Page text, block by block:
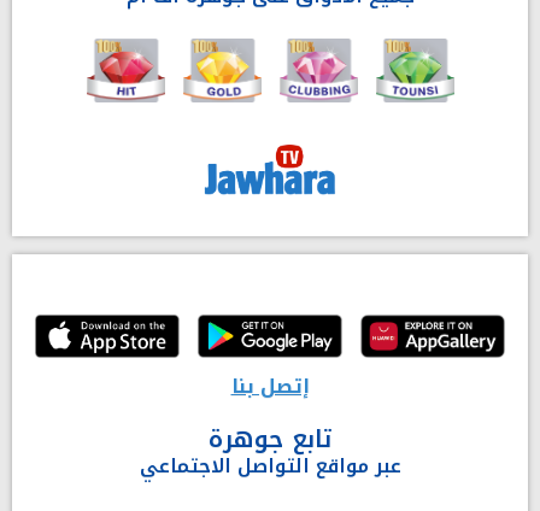
إتصل بنا
تابع جوهرة
عبر مواقع التواصل الاجتماعي